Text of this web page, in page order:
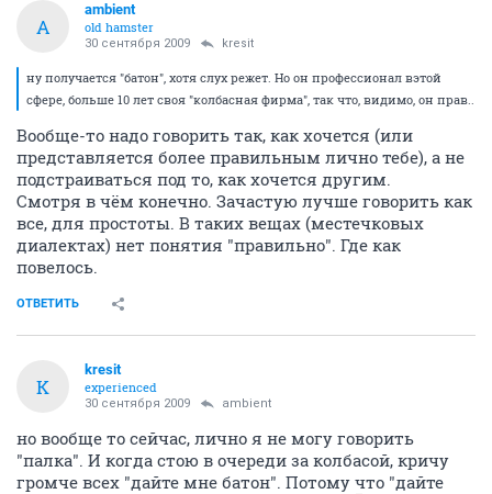
A
ambient
old hamster
30 сентября 2009 kresit
ну получается "батон", хотя слух режет. Но он профессионал вэтой
сфере, больше 10 лет своя "колбасная фирма", так что, видимо, он прав..
Вообще-то надо говорить так, как хочется (или
представляется более правильным лично тебе), а не
подстраиваться под то, как хочется другим.
Смотря в чём конечно. Зачастую лучше говорить как
все, для простоты. В таких вещах (местечковых
диалектах) нет понятия "правильно". Где как
повелось.
ОТВЕТИТЬ
K
kresit
experienced
30 сентября 2009 ambient
но вообще то сейчас, лично я не могу говорить
"палка". И когда стою в очереди за колбасой, кричу
громче всех "дайте мне батон". Потому что "дайте